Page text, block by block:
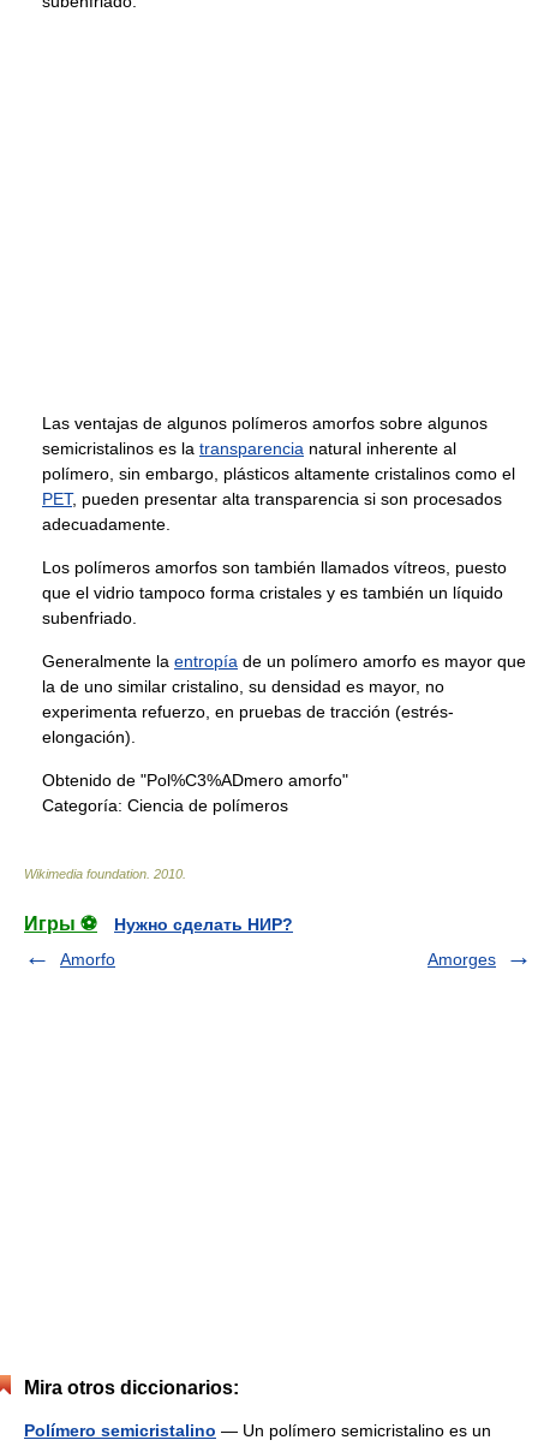
Las ventajas de algunos polímeros amorfos sobre algunos
semicristalinos es la transparencia natural inherente al
polímero, sin embargo, plásticos altamente cristalinos como el
PET, pueden presentar alta transparencia si son procesados
adecuadamente.
Los polímeros amorfos son también llamados vítreos, puesto
que el vidrio tampoco forma cristales y es también un líquido
subenfriado.
Generalmente la entropía de un polímero amorfo es mayor que
la de uno similar cristalino, su densidad es mayor, no
experimenta refuerzo, en pruebas de tracción (estrés-
elongación).
Obtenido de "Pol%C3%ADmero amorfo"
Categoría: Ciencia de polímeros
Wikimedia foundation 2010
Игры ⚽
Нужно сделать НИР?
Amorfo
Amorges
Mira otros diccionarios:
Polímero semicristalino — Un polímero semicristalino es un